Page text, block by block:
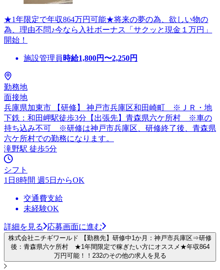
★1年限定で年収864万円可能★将来の夢の為、欲しい物の
為、理由不問♪今なら入社ボーナス「サクッと現金１万円」
開始！
施設管理員 時給1,800円〜2,250円
勤務地
面接地
兵庫県加東市 【研修】 神戸市兵庫区和田崎町 ※ＪＲ・地
下鉄：和田岬駅徒歩3分【出張先】青森県六ケ所村 ※車の
持ち込み不可 ※研修は神戸市兵庫区、研修終了後、青森県
六ケ所村での勤務になります。
滝野駅 徒歩5分
シフト
1日8時間 週5日からOK
交通費支給
未経験OK
詳細を見る 応募画面に進む
株式会社ニチギワールド 【勤務先】研修中1か月：神戸市兵庫区⇒研修
後：青森県六ケ所村 ★1年間限定で稼ぎたい方にオススメ★年収864
万円可能！！232のその他の求人を見る